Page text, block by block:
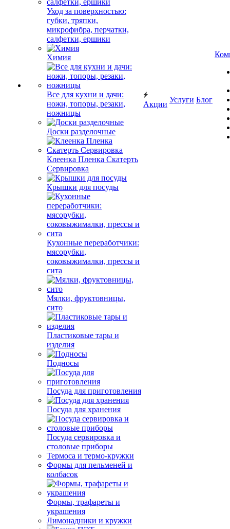
Уход за поверхностью:
губки, тряпки,
микрофибра, перчатки,
салфетки, ершики
Химия
Все для кухни и дачи:
ножи, топоры, резаки,
ножницы
Доски разделочные
Клеенка Пленка Скатерть
Сервировка
Крышки для посуды
Кухонные переработчики:
мясорубки,
соковыжималки, прессы и
сита
Мялки, фруктовницы,
сито
Пластиковые тары и
изделия
Подносы
Посуда для приготовления
Посуда для хранения
Посуда сервировка и
столовые приборы
Термоса и термо-кружки
Формы для пельменей и
колбасок
Формы, трафареты и
украшения
Лимонадники и кружки
Акции
Услуги Блог